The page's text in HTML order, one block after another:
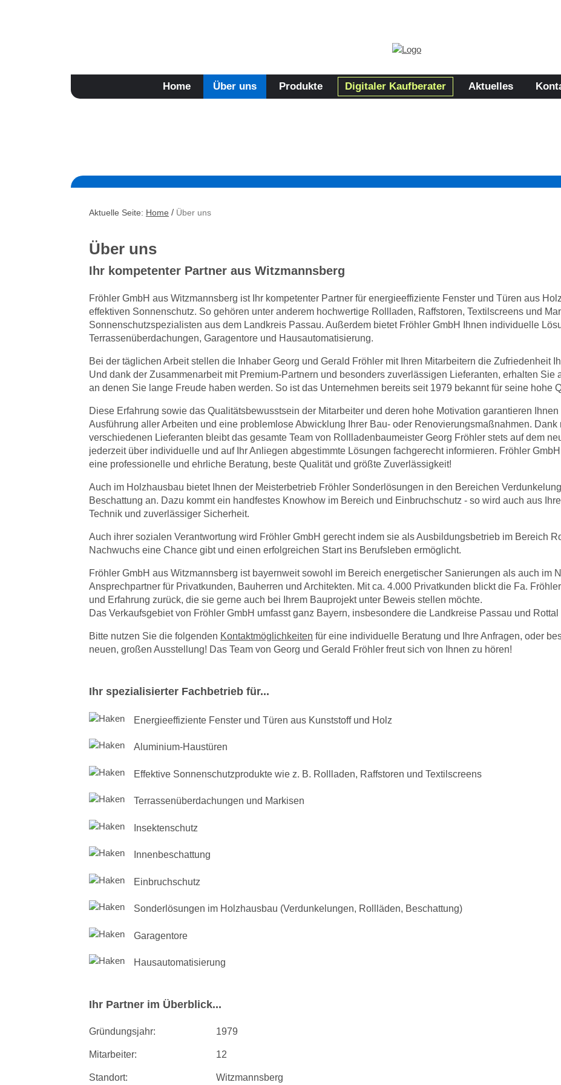
Home Über uns Produkte Digitaler Kaufberater Aktuelles
Aktuelle Seite: Home / Über uns
Über uns
Ihr kompetenter Partner aus Witzmannsberg
Fröhler GmbH aus Witzmannsberg ist Ihr kompetenter Partner für energieeffiziente Fenster und Türen aus
effektiven Sonnenschutz. So gehören unter anderem hochwertige Rollladen, Raffstoren, Textilscreens und
Sonnenschutzspezialisten aus dem Landkreis Passau. Außerdem bietet Fröhler GmbH Ihnen individuelle
Terrassenüberdachungen, Garagentore und Hausautomatisierung.
Bei der täglichen Arbeit stellen die Inhaber Georg und Gerald Fröhler mit Ihren Mitarbeitern die Zufriedenheit
Und dank der Zusammenarbeit mit Premium-Partnern und besonders zuverlässigen Lieferanten, erhalten
an denen Sie lange Freude haben werden. So ist das Unternehmen bereits seit 1979 bekannt für seine hohe
Diese Erfahrung sowie das Qualitätsbewusstsein der Mitarbeiter und deren hohe Motivation garantieren
Ausführung aller Arbeiten und eine problemlose Abwicklung Ihrer Bau- oder Renovierungsmaßnahmen.
verschiedenen Lieferanten bleibt das gesamte Team von Rollladenbaumeister Georg Fröhler stets auf dem
jederzeit über individuelle und auf Ihr Anliegen abgestimmte Lösungen fachgerecht informieren. Fröhler
eine professionelle und ehrliche Beratung, beste Qualität und größte Zuverlässigkeit!
Auch im Holzhausbau bietet Ihnen der Meisterbetrieb Fröhler Sonderlösungen in den Bereichen
Beschattung an. Dazu kommt ein handfestes Knowhow im Bereich und Einbruchschutz - so wird auch aus
Technik und zuverlässiger Sicherheit.
Auch ihrer sozialen Verantwortung wird Fröhler GmbH gerecht indem sie als Ausbildungsbetrieb im Bereich
Nachwuchs eine Chance gibt und einen erfolgreichen Start ins Berufsleben ermöglicht.
Fröhler GmbH aus Witzmannsberg ist bayernweit sowohl im Bereich energetischer Sanierungen als auch im
Ansprechpartner für Privatkunden, Bauherren und Architekten. Mit ca. 4.000 Privatkunden blickt die Fa.
und Erfahrung zurück, die sie gerne auch bei Ihrem Bauprojekt unter Beweis stellen möchte.
Das Verkaufsgebiet von Fröhler GmbH umfasst ganz Bayern, insbesondere die Landkreise Passau und Rottal
Bitte nutzen Sie die folgenden Kontaktmöglichkeiten für eine individuelle Beratung und Ihre Anfragen, oder
neuen, großen Ausstellung! Das Team von Georg und Gerald Fröhler freut sich von Ihnen zu hören!
Ihr spezialisierter Fachbetrieb für...
Energieeffiziente Fenster und Türen aus Kunststoff und Holz
Aluminium-Haustüren
Effektive Sonnenschutzprodukte wie z. B. Rollladen, Raffstoren und Textilscreens
Terrassenüberdachungen und Markisen
Insektenschutz
Innenbeschattung
Einbruchschutz
Sonderlösungen im Holzhausbau (Verdunkelungen, Rollläden, Beschattung)
Garagentore
Hausautomatisierung
Ihr Partner im Überblick...
Gründungsjahr: 1979
Mitarbeiter: 12
Standort: Witzmannsberg